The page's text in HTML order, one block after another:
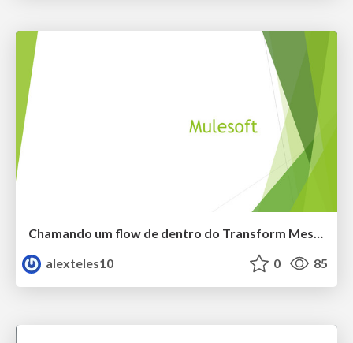
alexteles10
0 85